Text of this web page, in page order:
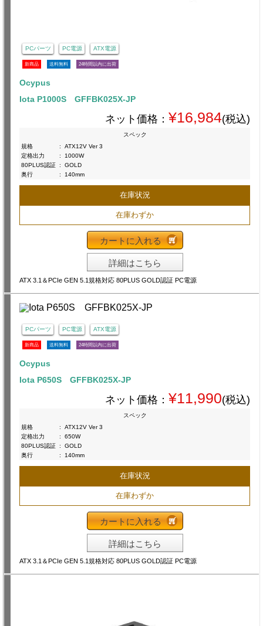
PCパーツ PC電源 ATX電源
新商品 送料無料 24時間以内に出荷
Ocypus
Iota P1000S GFFBK025X-JP
ネット価格： ¥16,984(税込)
スペック
規格
:
ATX12V Ver 3
定格出力
:
1000W
80PLUS認証 :
GOLD
奥行
: 140mm
在庫状況
在庫わずか
カートに入れる
詳細はこちら
ATX 3.1＆PCIe GEN 5.1規格対応 80PLUS GOLD認証 PC電源
PCパーツ PC電源 ATX電源
新商品 送料無料 24時間以内に出荷
Ocypus
Iota P650S GFFBK025X-JP
ネット価格： ¥11,990(税込)
スペック
規格
:
ATX12V Ver 3
定格出力
:
650W
80PLUS認証 :
GOLD
奥行
: 140mm
在庫状況
在庫わずか
カートに入れる
詳細はこちら
ATX 3.1＆PCIe GEN 5.1規格対応 80PLUS GOLD認証 PC電源